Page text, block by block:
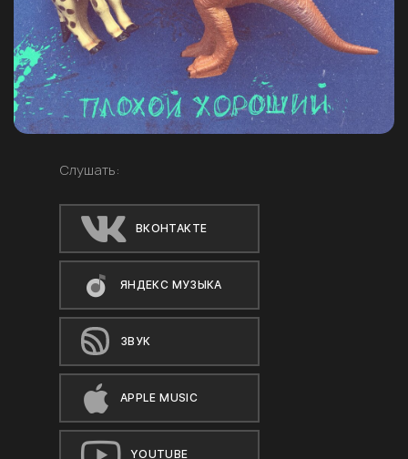
Слушать:
ВКОНТАКТЕ
ЯНДЕКС МУЗЫКА
ЗВУК
APPLE MUSIC
YOUTUBE